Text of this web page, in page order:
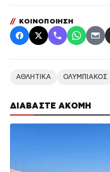
ΔΙΑΒΑΣΤΕ ΑΚΟΜΗ
// ΚΟΙΝΟΠΟΙΗΣΗ
ΑΘΛΗΤΙΚΑ ΟΛΥΜΠΙΑΚΟΣ